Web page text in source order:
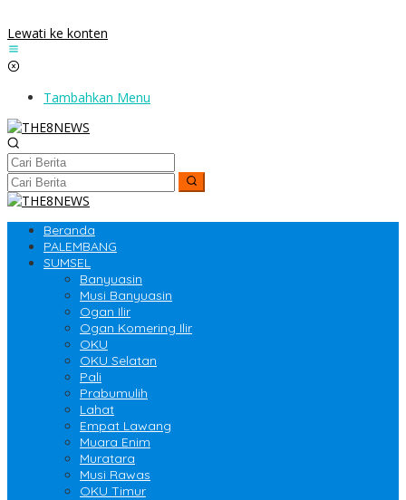
Lewati ke konten
Tambahkan Menu
Beranda
PALEMBANG
SUMSEL
Banyuasin
Musi Banyuasin
Ogan Ilir
Ogan Komering Ilir
OKU
OKU Selatan
Pali
Prabumulih
Lahat
Empat Lawang
Muara Enim
Muratara
Musi Rawas
OKU Timur